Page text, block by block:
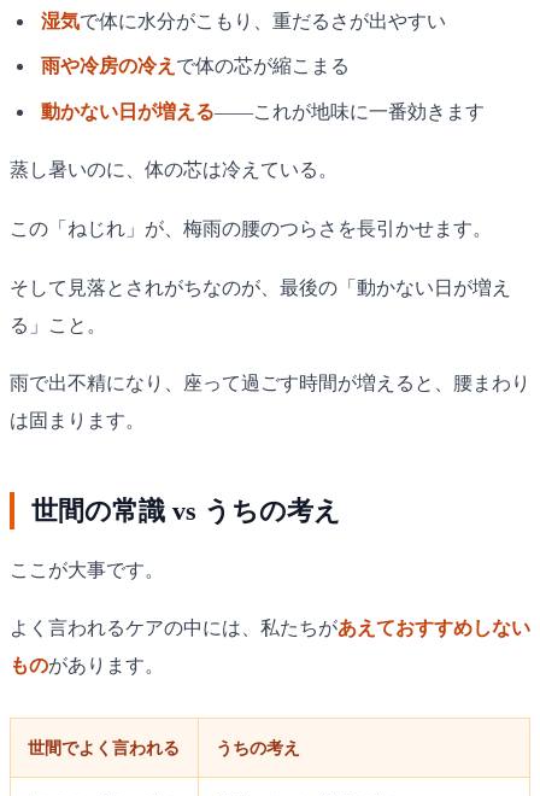
湿気で体に水分がこもり、重だるさが出やすい
雨や冷房の冷え で体の芯が縮こまる
動かない日が増える——これが地味に一番効きます
蒸し暑いのに、体の芯は冷えている。
この「ねじれ」が、梅雨の腰のつらさを長引かせます。
そして見落とされがちなのが、最後の「動かない日が増え
る」こと。
雨で出不精になり、座って過ごす時間が増えると、腰まわり
は固まります。
世間の常識 vs うちの考え
ここが大事です。
よく言われるケアの中には、私たちがあえておすすめしない
ものがあります。
世間でよく言われる うちの考え